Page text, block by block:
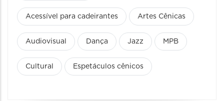
Acessível para cadeirantes Artes Cênicas
Audiovisual Dança Jazz MPB
Cultural Espetáculos cênicos